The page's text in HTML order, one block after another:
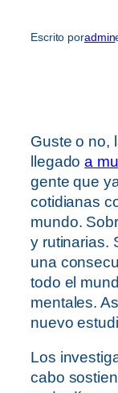
Escrito poradmin
Guste o no,
llegadoa
gente que
cotidianas
mundo.
y rutinarias.
una
todo el
mentales.
nuevo
Los
cabo